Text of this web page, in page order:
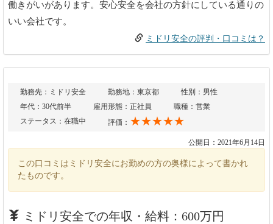
働きがいがあります。安心安全を会社の方針にしている通りの
いい会社です。
ミドリ安全の評判・口コミは？
勤務先：ミドリ安全 勤務地：東京都
性別：男性
年代：30代前半
雇用形態：正社員
職種：営業
ステータス：在職中
評価： ★★★★★
公開日：2021年6月14日
この口コミはミドリ安全にお勤めの方の奥様によって書かれ
たものです。
ミドリ安全での年収・給料：600万円